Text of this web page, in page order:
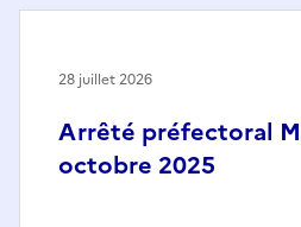
Arrêté préfectoral
octobre 2025
28 juillet 2026